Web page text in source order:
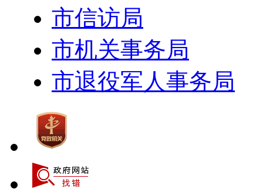
市信访局
市机关事务局
市退役军人事务局